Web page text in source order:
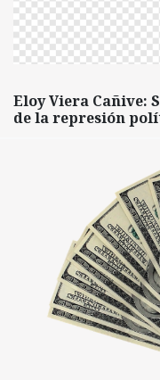
Eloy Viera Cañive:
de la represión